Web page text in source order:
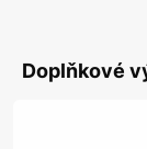
Doplňkové